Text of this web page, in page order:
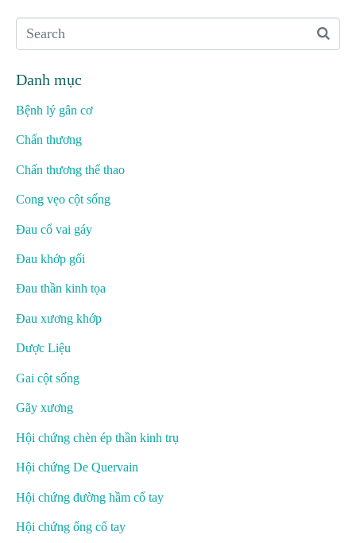
Danh mục
Bệnh lý gân cơ
Chấn thương
Chấn thương thể thao
Cong vẹo cột sống
Đau cổ vai gáy
Đau khớp gối
Đau thần kinh tọa
Đau xương khớp
Dược Liệu
Gai cột sống
Gãy xương
Hội chứng chèn ép thần kinh trụ
Hội chứng De Quervain
Hội chứng đường hầm cổ tay
Hội chứng ống cổ tay